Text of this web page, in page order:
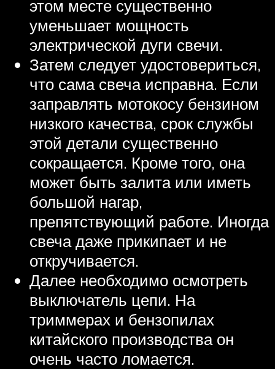
этом месте существенно
уменьшает мощность
электрической дуги свечи.
Затем следует удостовериться,
что сама свеча исправна. Если
заправлять мотокосу бензином
низкого качества, срок службы
этой детали существенно
сокращается. Кроме того, она
может быть залита или иметь
большой нагар,
препятствующий работе. Иногда
свеча даже прикипает и не
откручивается.
Далее необходимо осмотреть
выключатель цепи. На
триммерах и бензопилах
китайского производства он
очень часто ломается.